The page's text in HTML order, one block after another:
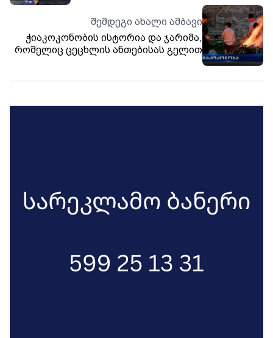
შემდეგი ახალი ამბავი
ჭიაკოკონობის ისტორია და ჯარიმა,
რომელიც ცეცხლის ანთებისას გელით